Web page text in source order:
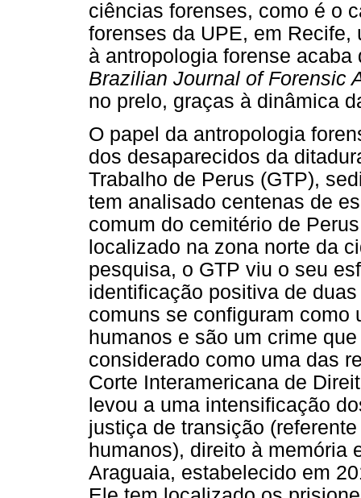
ciências forenses, como é o
forenses da UPE, em
à antropologia forense
Brazilian Journal of Forensic
no prelo, graças à dinâmica
O papel da antropologia
dos desaparecidos da
Trabalho de Perus (GTP),
tem analisado centenas de
comum do cemitério de
localizado na zona norte da
pesquisa, o GTP viu o seu
identificação positiva de
comuns se configuram como
humanos e são um crime
considerado como uma das
Corte Interamericana de
levou a uma intensificação
justiça de transição
humanos), direito à memória
Araguaia, estabelecido em